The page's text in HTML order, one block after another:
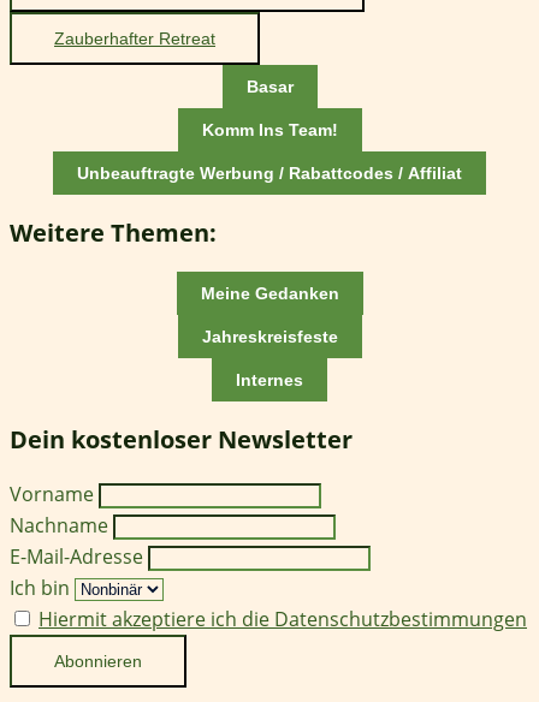
Zauberhafter Retreat
Basar
Komm Ins Team!
Unbeauftragte Werbung / Rabattcodes / Affiliat
Weitere Themen:
Meine Gedanken
Jahreskreisfeste
Internes
Dein kostenloser Newsletter
Vorname
Nachname
E-Mail-Adresse
Ich bin
Hiermit akzeptiere ich die Datenschutzbestimmungen